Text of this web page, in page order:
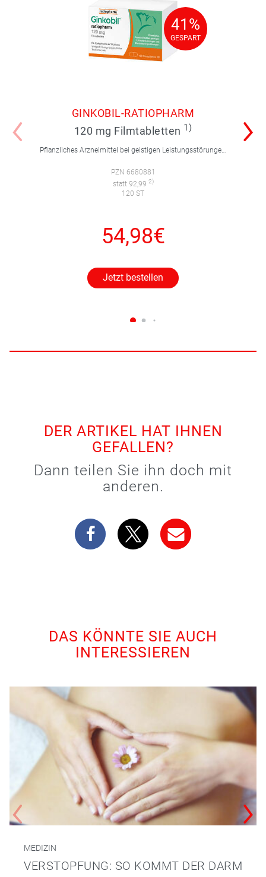
41%
GESPART
41%
GESPART
GINKOBIL-RATIOPHARM
120 mg Filmtabletten 1)
PZN 6680881
statt 92,99 2)
120 ST
54,98€
Jetzt bestellen
DER ARTIKEL HAT IHNEN
GEFALLEN?
Dann teilen Sie ihn doch mit
anderen.
DAS KÖNNTE SIE AUCH
INTERESSIEREN
MEDIZIN
VERSTOPFUNG: SO KOMMT DER DARM